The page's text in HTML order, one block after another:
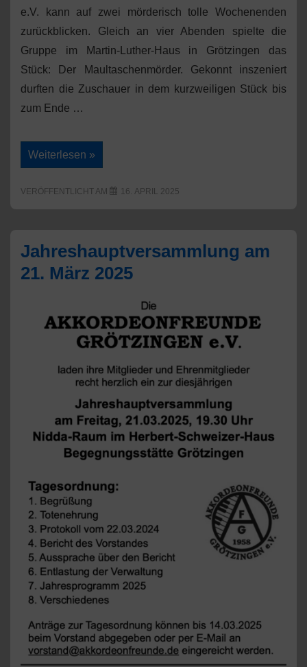
e.V. kann auf zwei mörderisch tolle Wochenenden
zurückblicken. Gleich an vier Abenden spielte die
Gruppe im Martin-Luther-Haus in Grötzingen das
Stück: Der Maultaschenmörder. Gekonnt inszeniert
durften die Zuschauer in dem kurzweiligen Stück bis
zum Ende …
Theaterstück
war
ein
Erfolg
Weiterlesen »
VERÖFFENTLICHT AM 16. APRIL 2025
Jahreshauptversammlung am
21. März 2025